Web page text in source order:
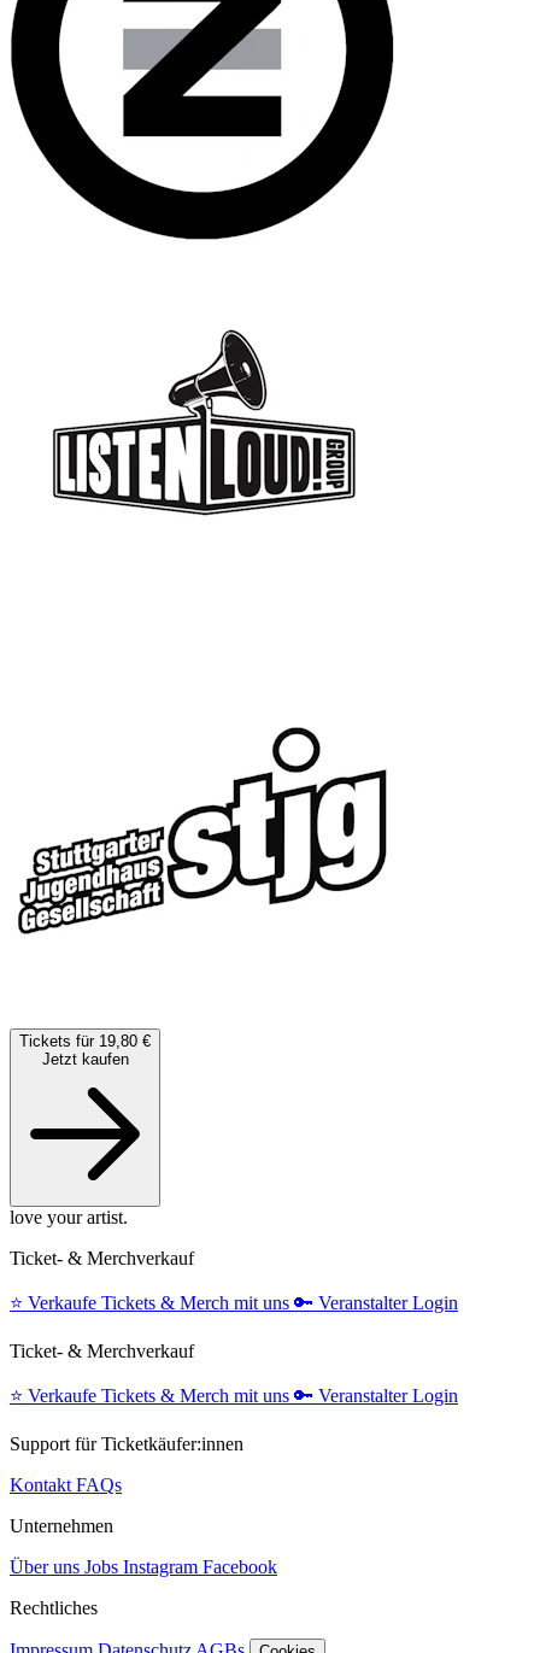
Tickets für 19,80 €
Jetzt kaufen
love your artist.
Ticket- & Merchverkauf
⭐️ Verkaufe Tickets & Merch mit uns 🔑 Veranstalter Login
Ticket- & Merchverkauf
⭐️ Verkaufe Tickets & Merch mit uns 🔑 Veranstalter Login
Support für Ticketkäufer:innen
Kontakt FAQs
Unternehmen
Über uns Jobs Instagram Facebook
Rechtliches